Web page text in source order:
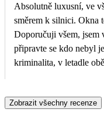
Absolutně luxusní, ve všech směrech. Jediné, co bych
směrem k silnici. Okna tolik netesni takže. Hlavně k ránu nás budila kolem jdoucí auta.
Doporučuji všem, jsem velmi náročný na kvalitu dovolené,
připravte se kdo nebyl ještě v Emirátech, je tam vše dražší.. ) Pěkný výběr výletů, žádná
Zobrazit všechny recenze